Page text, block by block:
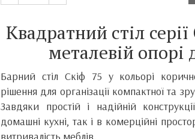
Квадратний стіл
металевій опорі
Барний стіл Скіф 75 у кольорі
рішення для організації компактної та
Завдяки простій і надійній
домашні кухні, так і в комерційні